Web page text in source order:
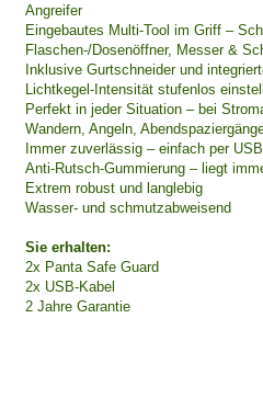
Angreifer
Eingebautes Multi-Tool im Griff –
Flaschen-/Dosenöffner, Messer &
Inklusive Gurtschneider und
Lichtkegel-Intensität stufenlos
Perfekt in jeder Situation – bei
Wandern, Angeln,
Immer zuverlässig – einfach per
Anti-Rutsch-Gummierung – liegt
Extrem robust und langlebig
Wasser- und schmutzabweisend
Sie erhalten:
2x Panta Safe Guard
2x USB-Kabel
2 Jahre Garantie